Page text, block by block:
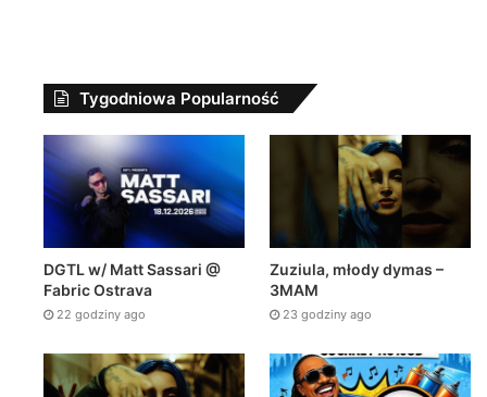
Tygodniowa Popularność
DGTL w/ Matt Sassari @
Fabric Ostrava
22 godziny ago
Zuziula, młody dymas –
3MAM
23 godziny ago